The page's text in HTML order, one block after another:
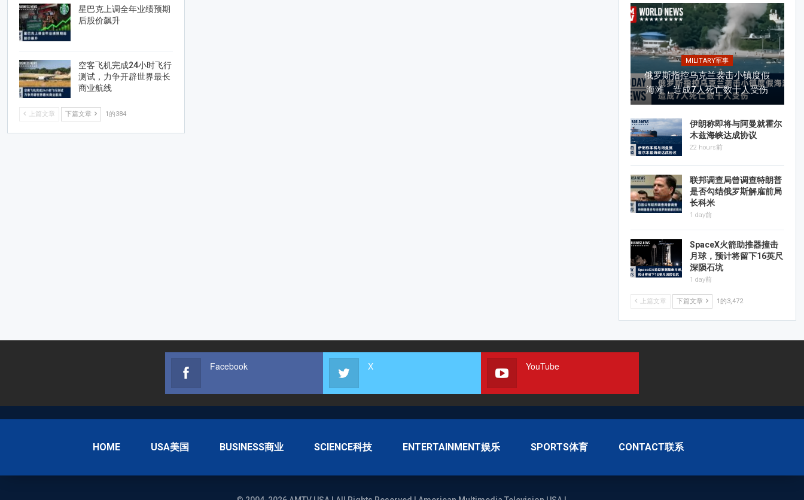
MILITARY军事
俄罗斯指控乌克兰袭击小镇度假
海滩，造成7人死亡数十人受伤
伊朗称即将与阿曼就霍尔
木兹海峡达成协议
22 hours前
联邦调查局曾调查特朗普
是否勾结俄罗斯解雇前局
长科米
1 day前
SpaceX火箭助推器撞击
月球，预计将留下16英尺
深陨石坑
1 day前
上篇文章 下篇文章 1的3,472
星巴克上调全年业绩预期
后股价飙升
空客飞机完成24小时飞行
测试，力争开辟世界最长
商业航线
上篇文章 下篇文章 1的384
Facebook X YouTube
HOME USA美国 BUSINESS商业 SCIENCE科技 ENTERTAINMENT娱乐 SPORTS体育 CONTACT联系